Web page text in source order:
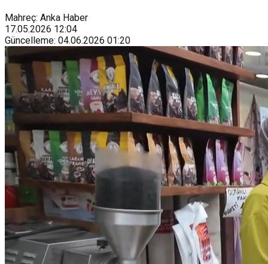
Mahreç: Anka Haber
17.05.2026 12:04
Güncelleme: 04.06.2026 01:20